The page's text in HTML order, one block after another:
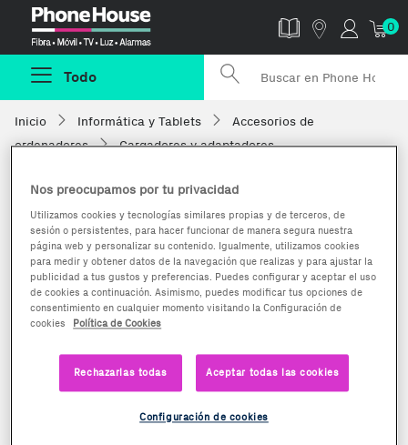
0
Todo
Inicio Informática y Tablets
Accesorios de
ordenadores
Cargadores y adaptadores
Nos preocupamos por tu privacidad
Utilizamos cookies y tecnologías similares propias y de terceros, de
sesión o persistentes, para hacer funcionar de manera segura nuestra
página web y personalizar su contenido. Igualmente, utilizamos cookies
para medir y obtener datos de la navegación que realizas y para ajustar la
publicidad a tus gustos y preferencias. Puedes configurar y aceptar el uso
de cookies a continuación. Asimismo, puedes modificar tus opciones de
consentimiento en cualquier momento visitando la Configuración de
cookies
Política de Cookies
Rechazarlas todas Aceptar todas las cookies
Configuración de cookies